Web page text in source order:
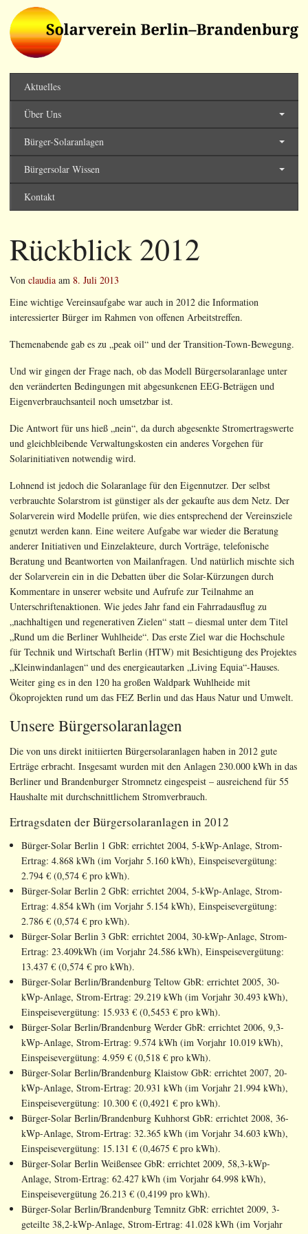
Solarverein Berlin-
Brandenburg
Aktuelles
Über Uns
Bürger-Solaranlagen
Bürgersolar Wissen
Kontakt
Rückblick 2012
Von claudia am 8. Juli 2013
Eine wichtige Vereinsaufgabe war auch in 2012 die Information
interessierter Bürger im Rahmen von offenen Arbeitstreffen.
Themenabende gab es zu „peak oil“ und der Transition-Town-Bewegung.
Und wir gingen der Frage nach, ob das Modell Bürgersolaranlage unter
den veränderten Bedingungen mit abgesunkenen EEG-Beträgen und
Eigenverbrauchsanteil noch umsetzbar ist.
Die Antwort für uns hieß „nein“, da durch abgesenkte Stromertragswerte
und gleichbleibende Verwaltungskosten ein anderes Vorgehen für
Solarinitiativen notwendig wird.
Lohnend ist jedoch die Solaranlage für den Eigennutzer. Der selbst
verbrauchte Solarstrom ist günstiger als der gekaufte aus dem Netz. Der
Solarverein wird Modelle prüfen, wie dies entsprechend der Vereinsziele
genutzt werden kann. Eine weitere Aufgabe war wieder die Beratung
anderer Initiativen und Einzelakteure, durch Vorträge, telefonische
Beratung und Beantworten von Mailanfragen. Und natürlich mischte sich
der Solarverein ein in die Debatten über die Solar-Kürzungen durch
Kommentare in unserer website und Aufrufe zur Teilnahme an
Unterschriftenaktionen. Wie jedes Jahr fand ein Fahrradausflug zu
„nachhaltigen und regenerativen Zielen“ statt – diesmal unter dem Titel
„Rund um die Berliner Wuhlheide“. Das erste Ziel war die Hochschule
für Technik und Wirtschaft Berlin (HTW) mit Besichtigung des Projektes
„Kleinwindanlagen“ und des energieautarken „Living Equia“-Hauses.
Weiter ging es in den 120 ha großen Waldpark Wuhlheide mit
Ökoprojekten rund um das FEZ Berlin und das Haus Natur und Umwelt.
Unsere Bürgersolaranlagen
Die von uns direkt initiierten Bürgersolaranlagen haben in 2012 gute
Erträge erbracht. Insgesamt wurden mit den Anlagen 230.000 kWh in das
Berliner und Brandenburger Stromnetz eingespeist – ausreichend für 55
Haushalte mit durchschnittlichem Stromverbrauch.
Ertragsdaten der Bürgersolaranlagen in 2012
Bürger-Solar Berlin 1 GbR: errichtet 2004, 5-kWp-Anlage, Strom-
Ertrag: 4.868 kWh (im Vorjahr 5.160 kWh), Einspeisevergütung:
2.794 € (0,574 € pro kWh).
Bürger-Solar Berlin 2 GbR: errichtet 2004, 5-kWp-Anlage, Strom-
Ertrag: 4.854 kWh (im Vorjahr 5.154 kWh), Einspeisevergütung:
2.786 € (0,574 € pro kWh).
Bürger-Solar Berlin 3 GbR: errichtet 2004, 30-kWp-Anlage, Strom-
Ertrag: 23.409kWh (im Vorjahr 24.586 kWh), Einspeisevergütung:
13.437 € (0,574 € pro kWh).
Bürger-Solar Berlin/Brandenburg Teltow GbR: errichtet 2005, 30-
kWp-Anlage, Strom-Ertrag: 29.219 kWh (im Vorjahr 30.493 kWh),
Einspeisevergütung: 15.933 € (0,5453 € pro kWh).
Bürger-Solar Berlin/Brandenburg Werder GbR: errichtet 2006, 9,3-
kWp-Anlage, Strom-Ertrag: 9.574 kWh (im Vorjahr 10.019 kWh),
Einspeisevergütung: 4.959 € (0,518 € pro kWh).
Bürger-Solar Berlin/Brandenburg Klaistow GbR: errichtet 2007, 20-
kWp-Anlage, Strom-Ertrag: 20.931 kWh (im Vorjahr 21.994 kWh),
Einspeisevergütung: 10.300 € (0,4921 € pro kWh).
Bürger-Solar Berlin/Brandenburg Kuhhorst GbR: errichtet 2008, 36-
kWp-Anlage, Strom-Ertrag: 32.365 kWh (im Vorjahr 34.603 kWh),
Einspeisevergütung: 15.131 € (0,4675 € pro kWh).
Bürger-Solar Berlin Weißensee GbR: errichtet 2009, 58,3-kWp-
Anlage, Strom-Ertrag: 62.427 kWh (im Vorjahr 64.998 kWh),
Einspeisevergütung 26.213 € (0,4199 pro kWh).
Bürger-Solar Berlin/Brandenburg Temnitz GbR: errichtet 2009, 3-
geteilte 38,2-kWp-Anlage, Strom-Ertrag: 41.028 kWh (im Vorjahr